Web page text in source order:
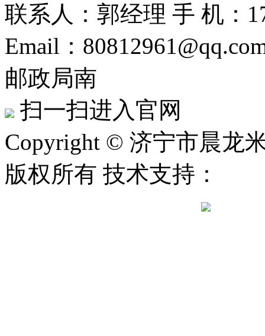
联系人：郭经理 手 机：
Email：
邮政局南
扫一扫进入官网
Copyright © 济宁市晨龙
版权所有 技术支持：